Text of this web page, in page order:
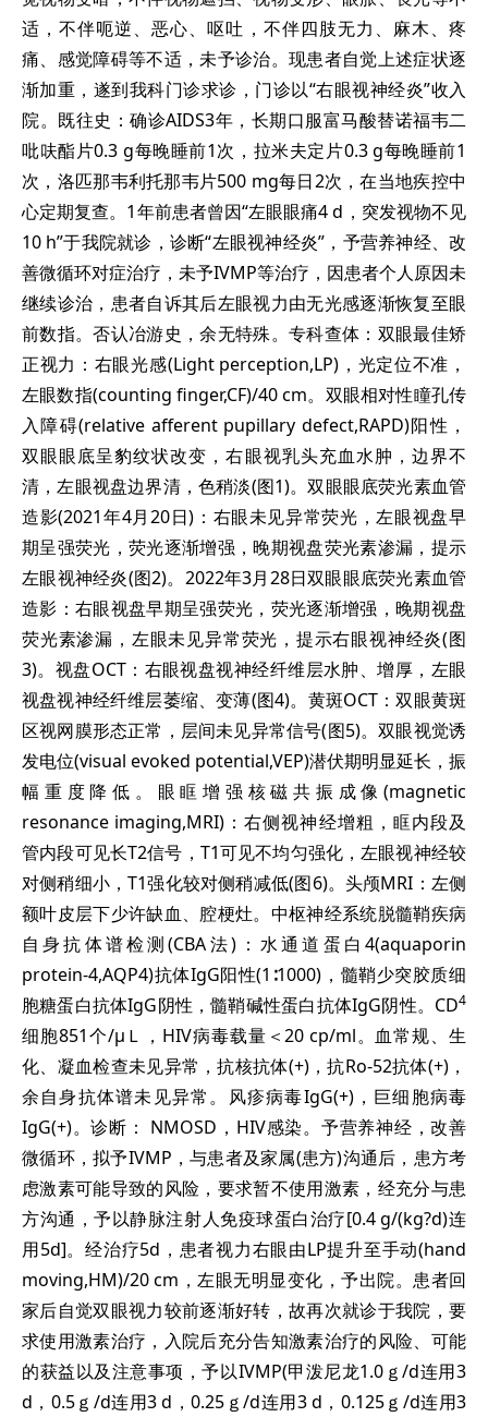
适，不伴呃逆、恶心、呕吐，不伴四肢无力、麻木、疼
痛、感觉障碍等不适，未予诊治。现患者自觉上述症状逐
渐加重，遂到我科门诊求诊，门诊以“右眼视神经炎”收入
院。既往史：确诊AIDS3年，长期口服富马酸替诺福韦二
吡呋酯片0.3 g每晚睡前1次，拉米夫定片0.3 g每晚睡前1
次，洛匹那韦利托那韦片500 mg每日2次，在当地疾控中
心定期复查。1年前患者曾因“左眼眼痛4 d，突发视物不见
10 h”于我院就诊，诊断“左眼视神经炎”，予营养神经、改
善微循环对症治疗，未予IVMP等治疗，因患者个人原因未
继续诊治，患者自诉其后左眼视力由无光感逐渐恢复至眼
前数指。否认冶游史，余无特殊。专科查体：双眼最佳矫
正视力：右眼光感(Light perception,LP)，光定位不准，
左眼数指(counting finger,CF)/40 cm。双眼相对性瞳孔传
入障碍(relative afferent pupillary defect,RAPD)阳性，
双眼眼底呈豹纹状改变，右眼视乳头充血水肿，边界不
清，左眼视盘边界清，色稍淡(图1)。双眼眼底荧光素血管
造影(2021年4月20日)：右眼未见异常荧光，左眼视盘早
期呈强荧光，荧光逐渐增强，晚期视盘荧光素渗漏，提示
左眼视神经炎(图2)。2022年3月28日双眼眼底荧光素血管
造影：右眼视盘早期呈强荧光，荧光逐渐增强，晚期视盘
荧光素渗漏，左眼未见异常荧光，提示右眼视神经炎(图
3)。视盘OCT：右眼视盘视神经纤维层水肿、增厚，左眼
视盘视神经纤维层萎缩、变薄(图4)。黄斑OCT：双眼黄斑
区视网膜形态正常，层间未见异常信号(图5)。双眼视觉诱
发电位(visual evoked potential,VEP)潜伏期明显延长，振
幅重度降低。眼眶增强核磁共振成像(magnetic
resonance imaging,MRI)：右侧视神经增粗，眶内段及
管内段可见长T2信号，T1可见不均匀强化，左眼视神经较
对侧稍细小，T1强化较对侧稍减低(图6)。头颅MRI：左侧
额叶皮层下少许缺血、腔梗灶。中枢神经系统脱髓鞘疾病
自身抗体谱检测(CBA法)：水通道蛋白4(aquaporin
protein-4,AQP4)抗体IgG阳性(1∶1000)，髓鞘少突胶质细
胞糖蛋白抗体IgG阴性，髓鞘碱性蛋白抗体IgG阴性。CD4
细胞851个/μＬ，HIV病毒载量＜20 cp/ml。血常规、生
化、凝血检查未见异常，抗核抗体(+)，抗Ro-52抗体(+)，
余自身抗体谱未见异常。风疹病毒IgG(+)，巨细胞病毒
IgG(+)。诊断： NMOSD，HIV感染。予营养神经，改善
微循环，拟予IVMP，与患者及家属(患方)沟通后，患方考
虑激素可能导致的风险，要求暂不使用激素，经充分与患
方沟通，予以静脉注射人免疫球蛋白治疗[0.4 g/(kg?d)连
用5d]。经治疗5d，患者视力右眼由LP提升至手动(hand
moving,HM)/20 cm，左眼无明显变化，予出院。患者回
家后自觉双眼视力较前逐渐好转，故再次就诊于我院，要
求使用激素治疗，入院后充分告知激素治疗的风险、可能
的获益以及注意事项，予以IVMP(甲泼尼龙1.0ｇ/d连用3
d，0.5ｇ/d连用3 d，0.25ｇ/d连用3 d，0.125ｇ/d连用3